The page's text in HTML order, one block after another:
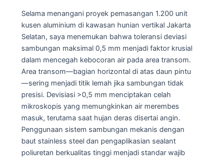
Selama menangani proyek pemasangan 1.200 unit
kusen aluminium di kawasan hunian vertikal Jakarta
Selatan, saya menemukan bahwa toleransi deviasi
sambungan maksimal 0,5 mm menjadi faktor krusial
dalam mencegah kebocoran air pada area transom.
Area transom—bagian horizontal di atas daun pintu
—sering menjadi titik lemah jika sambungan tidak
presisi. Devisiasi >0,5 mm menciptakan celah
mikroskopis yang memungkinkan air merembes
masuk, terutama saat hujan deras disertai angin.
Penggunaan sistem sambungan mekanis dengan
baut stainless steel dan pengaplikasian sealant
poliuretan berkualitas tinggi menjadi standar wajib